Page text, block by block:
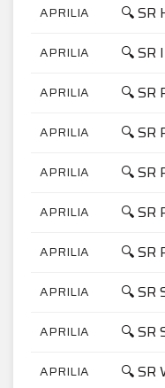
APRILIA 🔍 SR
APRILIA 🔍 SR
APRILIA 🔍 SR
APRILIA 🔍 SR
APRILIA 🔍 SR
APRILIA 🔍 SR
APRILIA 🔍 SR
APRILIA 🔍 SR
APRILIA 🔍 SR
APRILIA 🔍 SR